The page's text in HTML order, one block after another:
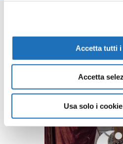
Accetta tutti i
Accetta
Usa solo i